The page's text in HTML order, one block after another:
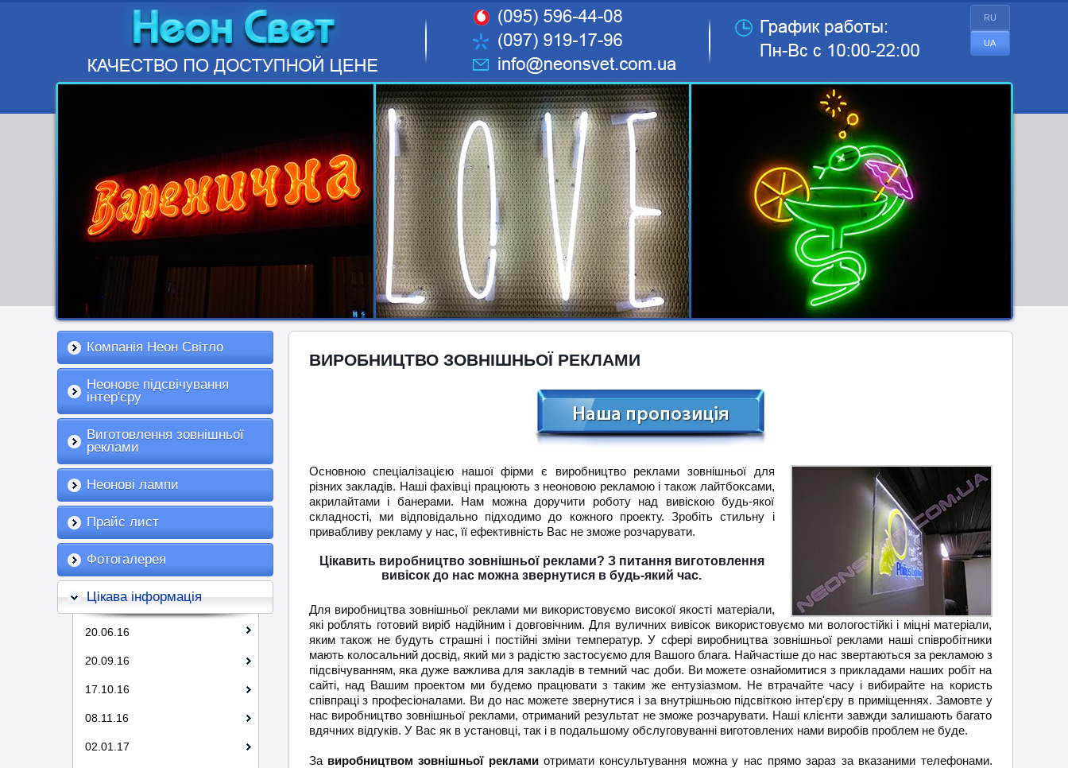
RU
UA
Компанія Неон Світло
Неонове підсвічування
інтер'єру
Виготовлення зовнішньої
реклами
Неонові лампи
Прайс лист
Фотогалерея
Цікава інформація
20.06.16
20.09.16
17.10.16
08.11.16
02.01.17
ВИРОБНИЦТВО ЗОВНІШНЬОЇ РЕКЛАМИ
Основною спеціалізацією нашої фірми є виробництво реклами зовнішньої для
різних закладів. Наші фахівці працюють з неоновою рекламою і також лайтбоксами,
акрилайтами і банерами. Нам можна доручити роботу над вивіскою будь-якої
складності, ми відповідально підходимо до кожного проекту. Зробіть стильну і
привабливу рекламу у нас, її ефективність Вас не зможе розчарувати.
Цікавить виробництво зовнішньої реклами? З питання виготовлення
вивісок до нас можна звернутися в будь-який час.
Для виробництва зовнішньої реклами ми використовуємо високої якості матеріали,
які роблять готовий виріб надійним і довговічним. Для вуличних вивісок використовуємо ми вологостійкі і міцні матеріали,
яким також не будуть страшні і постійні зміни температур. У сфері виробництва зовнішньої реклами наші співробітники
мають колосальний досвід, який ми з радістю застосуємо для Вашого блага. Найчастіше до нас звертаються за рекламою з
підсвічуванням, яка дуже важлива для закладів в темний час доби. Ви можете ознайомитися з прикладами наших робіт на
сайті, над Вашим проектом ми будемо працювати з таким же ентузіазмом. Не втрачайте часу і вибирайте на користь
співпраці з професіоналами. Ви до нас можете звернутися і за внутрішньою підсвіткою інтер'єру в приміщеннях. Замовте у
нас виробництво зовнішньої реклами, отриманий результат не зможе розчарувати. Наші клієнти завжди залишають багато
вдячних відгуків. У Вас як в установці, так і в подальшому обслуговуванні виготовлених нами виробів проблем не буде.
За виробництвом зовнішньої рекламиотримати консультування можна у нас прямо зараз за вказаними телефонами.